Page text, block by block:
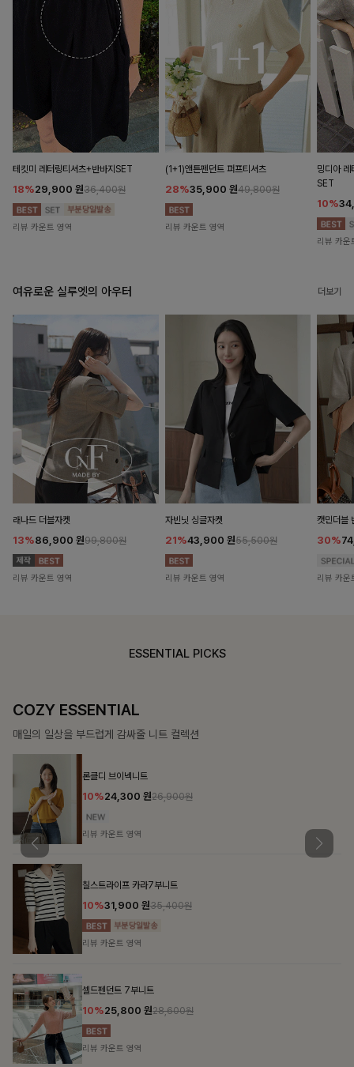
테킷미 레터링티셔츠+반바지SET
18%29,900 원36,400원
리뷰 카운트 영역
(1+1)앤튼펜던트 퍼프티셔츠
28%35,900 원49,800원
리뷰 카운트 영역
밍디아 레
SET
10%
리뷰 카운
여유로운 실루엣의 아우터 더보기
래나드 더블자켓
13%86,900 원99,800원
리뷰 카운트 영역
자빈닛 싱글자켓
21%43,900 원55,500원
리뷰 카운트 영역
캣민더블
30%
리뷰 카운
ESSENTIAL PICKS
COZY ESSENTIAL
매일의 일상을 부드럽게 감싸줄 니트 컬렉션
론클디 브이넥니트
10%24,300 원26,900원
리뷰 카운트 영역
칠스트라이프 카라7부니트
10%31,900 원35,400원
리뷰 카운트 영역
셀드펜던트 7부니트
10%25,800 원28,600원
리뷰 카운트 영역